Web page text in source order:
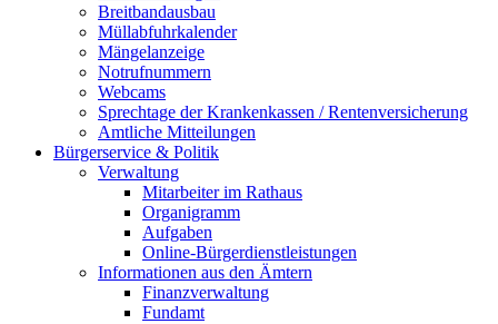
Breitbandausbau
Müllabfuhrkalender
Mängelanzeige
Notrufnummern
Webcams
Sprechtage der Krankenkassen / Rentenversicherung
Amtliche Mitteilungen
Bürgerservice & Politik
Verwaltung
Mitarbeiter im Rathaus
Organigramm
Aufgaben
Online-Bürgerdienstleistungen
Informationen aus den Ämtern
Finanzverwaltung
Fundamt